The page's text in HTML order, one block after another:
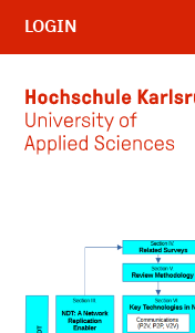
LOGIN